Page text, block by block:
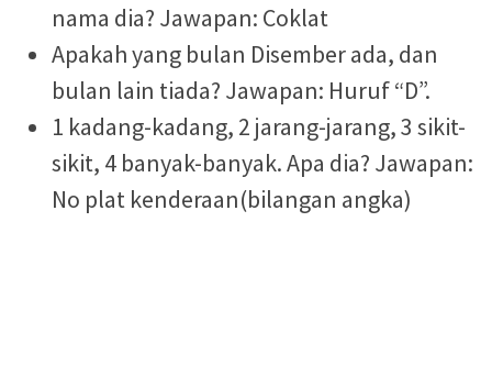
nama dia? Jawapan: Coklat
Apakah yang bulan Disember ada, dan
bulan lain tiada? Jawapan: Huruf “D”.
1 kadang-kadang, 2 jarang-jarang, 3 sikit-
sikit, 4 banyak-banyak. Apa dia? Jawapan:
No plat kenderaan(bilangan angka)